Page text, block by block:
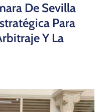
De Sevilla
Para
Y La